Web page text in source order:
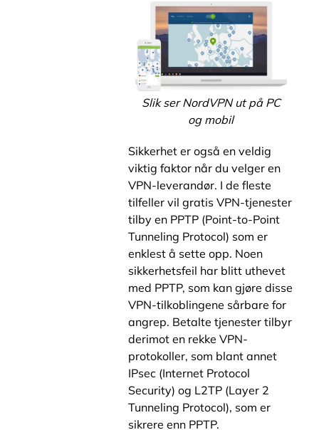
Slik ser NordVPN ut på PC
og mobil
Sikkerhet er også en veldig
viktig faktor når du velger en
VPN-leverandør. I de fleste
tilfeller vil gratis VPN-tjenester
tilby en PPTP (Point-to-Point
Tunneling Protocol) som er
enklest å sette opp. Noen
sikkerhetsfeil har blitt uthevet
med PPTP, som kan gjøre disse
VPN-tilkoblingene sårbare for
angrep. Betalte tjenester tilbyr
derimot en rekke VPN-
protokoller, som blant annet
IPsec (Internet Protocol
Security) og L2TP (Layer 2
Tunneling Protocol), som er
sikrere enn PPTP.